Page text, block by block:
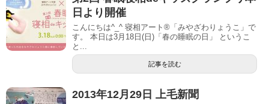
日より開催
こんにちは^_^ 寝相アート®︎「みやざわりょうこ」で
す。 本日は3月18日(日)「春の睡眠の日」 というこ
と...
記事を読む
2013年12月29日 上毛新聞